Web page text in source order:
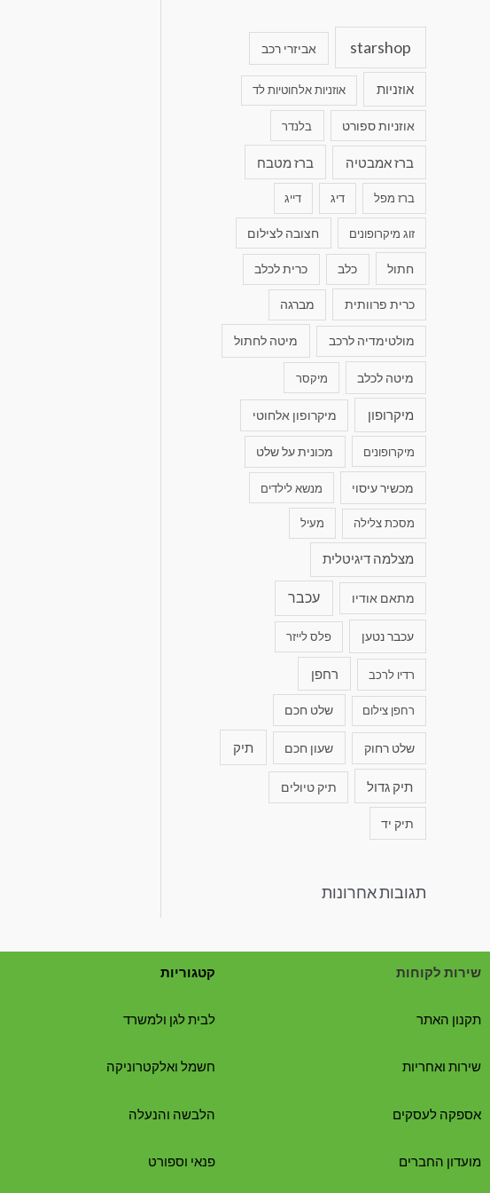
starshop אביזרי רכב
אוזניות אוזניות אלחוטיות לד
אוזניות ספורט בלנדר
ברז אמבטיה ברז מטבח
ברז מפל דיג דייג
זוג מיקרופונים חצובה לצילום
חתול כלב כרית לכלב
כרית פרוותית מברגה
מולטימדיה לרכב מיטה לחתול
מיטה לכלב מיקסר
מיקרופון מיקרופון אלחוטי
מיקרופונים מכונית על שלט
מכשיר עיסוי מנשא לילדים
מסכת צלילה מעיל
מצלמה דיגיטלית
מתאם אודיו עכבר
עכבר נטען פלס לייזר
רדיו לרכב רחפן
רחפן צילום שלט חכם
שלט רחוק שעון חכם תיק
תיק גדול תיק טיולים
תיק יד
תגובות אחרונות
שירות לקוחות
תקנון האתר
שירות ואחריות
אספקה לעסקים
מועדון החברים
קטגוריות
לבית לגן ולמשרד
חשמל ואלקטרוניקה
הלבשה והנעלה
פנאי וספורט